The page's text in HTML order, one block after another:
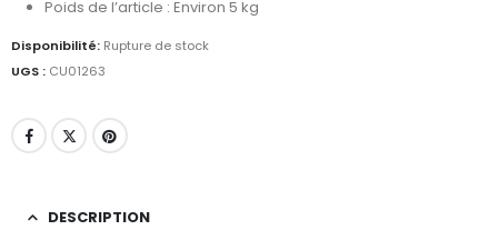
Poids de l’article : Environ 5 kg
Disponibilité: Rupture de stock
UGS : CU01263
DESCRIPTION